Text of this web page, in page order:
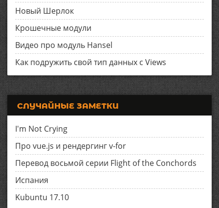
Новый Шерлок
Крошечные модули
Видео про модуль Hansel
Как подружить свой тип данных с Views
СЛУЧАЙНЫЕ ЗАМЕТКИ
I'm Not Crying
Про vue.js и рендергинг v-for
Перевод восьмой серии Flight of the Conchords
Испания
Kubuntu 17.10